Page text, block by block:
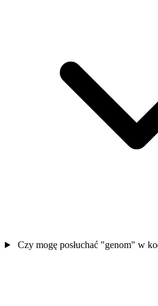
Czy mogę posłuchać "genom" w